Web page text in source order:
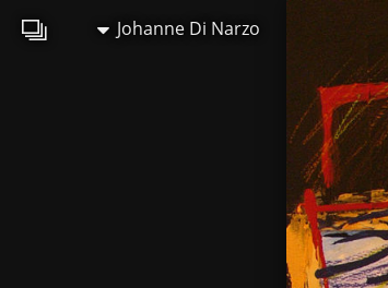
Johanne Di Narzo